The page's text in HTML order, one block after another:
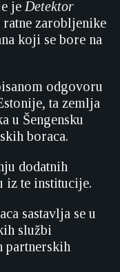
je Detektor
zarobljenike
koji se bore na
odgovoru
ta zemlja
u Šengensku
boraca.
dodatnih
iz te institucije.
sastavlja se u
službi
partnerskih